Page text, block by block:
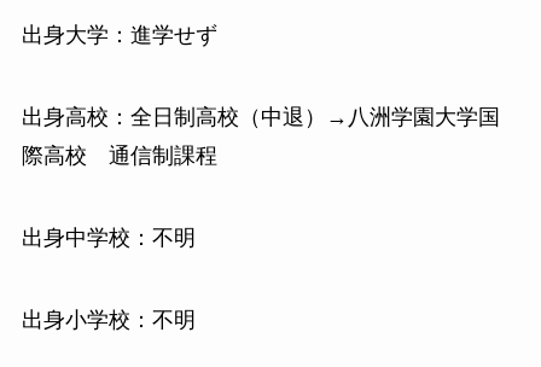
出身大学：進学せず
出身高校：全日制高校（中退）→八洲学園大学国
際高校 通信制課程
出身中学校：不明
出身小学校：不明